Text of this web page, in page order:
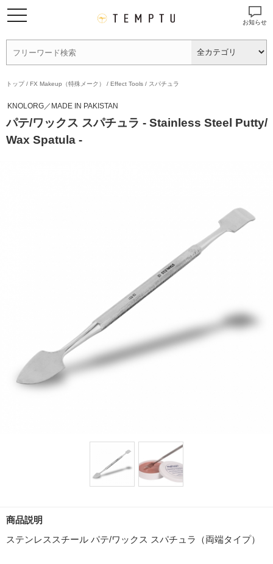
お知らせ
トップ/ FX Makeup（特殊メーク） / Effect Tools / スパチュラ
KNOLORG／MADE IN PAKISTAN
パテ/ワックス スパチュラ - Stainless Steel Putty/
Wax Spatula -
商品説明
ステンレススチール パテ/ワックス スパチュラ（両端タイプ）